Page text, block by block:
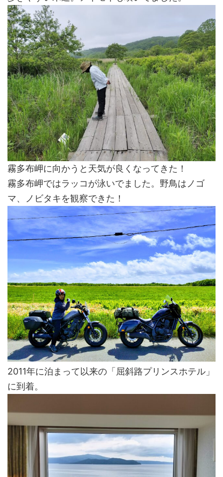
霧多布岬に向かうと天気が良くなってきた！
霧多布岬ではラッコが泳いでました。野鳥はノゴ
マ、ノビタキを観察できた！
2011年に泊まって以来の「屈斜路プリンスホテル」
に到着。